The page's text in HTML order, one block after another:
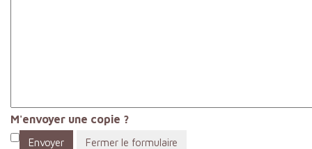
M'envoyer une copie ?
Envoyer
Fermer le formulaire